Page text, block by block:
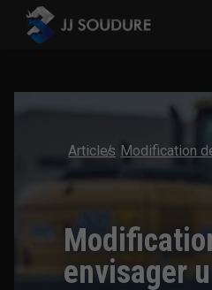
Articles Modification
envisager